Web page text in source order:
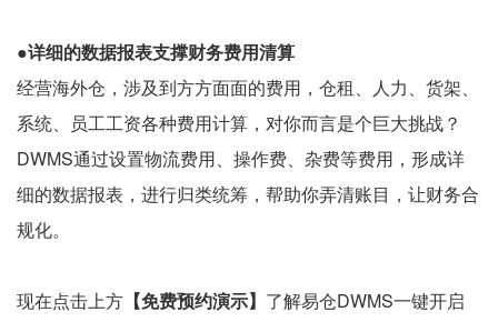
●详细的数据报表支撑财务费用清算
经营海外仓，涉及到方方面面的费用，仓租、人力、货架、
系统、员工工资各种费用计算，对你而言是个巨大挑战？
DWMS通过设置物流费用、操作费、杂费等费用，形成详
细的数据报表，进行归类统筹，帮助你弄清账目，让财务合
规化。
现在点击上方 【免费预约演示】 了解易仓DWMS一键开启